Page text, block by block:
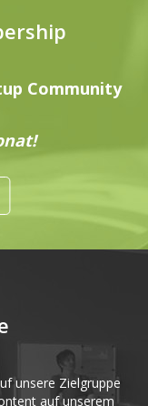
Community
unsere Zielgruppe
auf unserem